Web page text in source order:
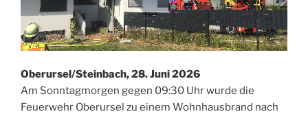
Oberursel/Steinbach, 28. Juni 2026
Am Sonntagmorgen gegen 09:30 Uhr wurde die
Feuerwehr Oberursel zu einem Wohnhausbrand nach